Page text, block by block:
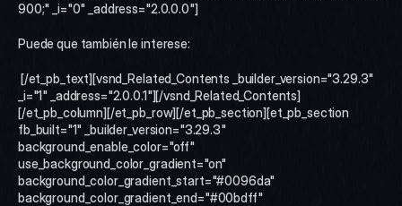
900;" _i="0" _address="2.0.0.0"]
Puede que también le interese:
_i="1" _address="2.0.0.1"][/vsnd_Related_Contents]
[/et_pb_column][/et_pb_row][/et_pb_section][et_pb_section
fb_built="1" _builder_version="3.29.3"
background_enable_color="off"
use_background_color_gradient="on"
background_color_gradient_start="#0096da"
background_color_gradient_end="#00bdff"